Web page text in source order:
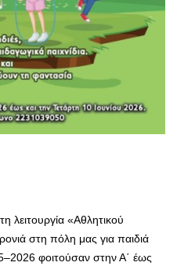
λειτουργία «Αθλητικού
στη πόλη μας για παιδιά
φοιτούσαν στην Α΄ έως